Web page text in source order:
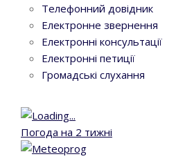
Телефонний довідник
Електронне звернення
Електронні консультації
Електронні петиції
Громадські слухання
Погода на 2 тижні